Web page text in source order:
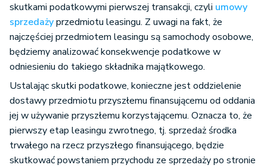
skutkami podatkowymi pierwszej transakcji, czyli umowy
sprzedażyprzedmiotu leasingu. Z uwagi na fakt, że
najczęściej przedmiotem leasingu są samochody osobowe,
będziemy analizować konsekwencje podatkowe w
odniesieniu do takiego składnika majątkowego.
Ustalając skutki podatkowe, konieczne jest oddzielenie
dostawy przedmiotu przyszłemu finansującemu od oddania
jej w używanie przyszłemu korzystającemu. Oznacza to, że
pierwszy etap leasingu zwrotnego, tj. sprzedaż środka
trwałego na rzecz przyszłego finansującego, będzie
skutkować powstaniem przychodu ze sprzedaży po stronie